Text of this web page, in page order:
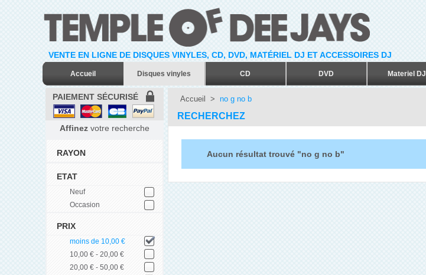
VENTE EN LIGNE DE DISQUES VINYLES, CD, DVD, MATÉRIEL DJ ET ACCESSOIRES DJ
Accueil Disques vinyles CD DVD Materiel DJ
PAIEMENT SÉCURISÉ
Affinez votre recherche
RAYON
ETAT
Neuf
Occasion
PRIX
moins de 10,00 €
10,00 € - 20,00 €
20,00 € - 50,00 €
Accueil > no g no b
RECHERCHEZ
Aucun résultat trouvé "no g no b"